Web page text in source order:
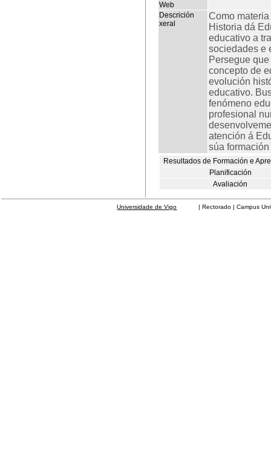
Web
Descrición
xeral
Como
Historia dá
educativo a
sociedades e
Persegue
concepto de
evolución
educativo.
fenómeno
profesional
atención á
súa
Resultados de Formación e
Planificación
Avaliación
Universidade de Vigo | Rectorado | Campus